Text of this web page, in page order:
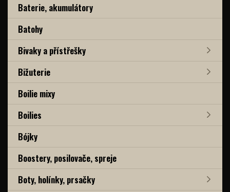
Baterie, akumulátory
Batohy
Bivaky a přístřešky
Bižuterie
Boilie mixy
Boilies
Bójky
Boostery, posilovače, spreje
Boty, holínky, prsačky